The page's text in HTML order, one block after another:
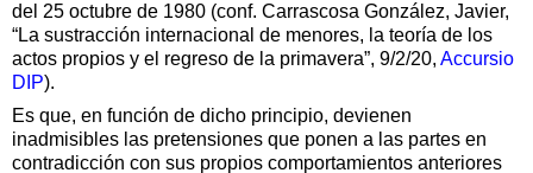
del 25 octubre de 1980 (conf. Carrascosa González, Javier,
“La sustracción internacional de menores, la teoría de los
actos propios y el regreso de la primavera”, 9/2/20, Accursio
DIP).
Es que, en función de dicho principio, devienen
inadmisibles las pretensiones que ponen a las partes en
contradicción con sus propios comportamientos anteriores